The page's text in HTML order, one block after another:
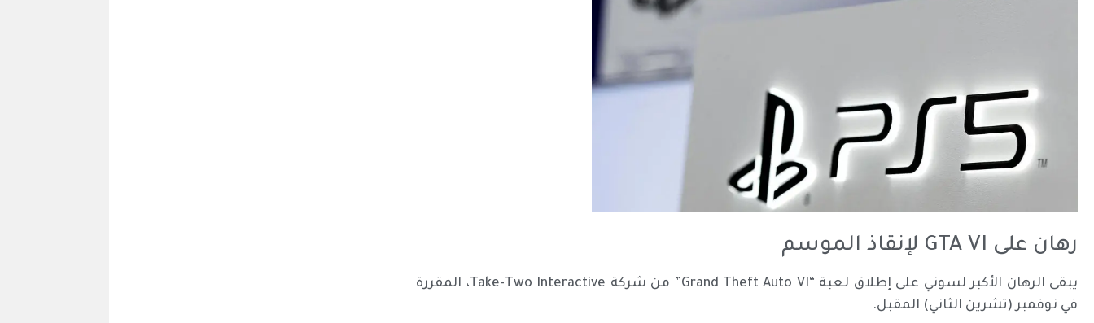
رهان على GTA VI لإنقاذ الموسم
يبقى الرهان الأكبر لسوني على إطلاق لعبة “Grand Theft Auto VI” من شركة Take-Two Interactive، المقررة
في نوفمبر (تشرين الثاني) المقبل.